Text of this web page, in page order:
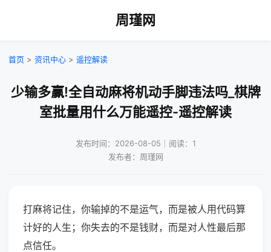
周瑾网
首页 > 资讯中心 > 遥控解读
少输多赢!全自动麻将机动手脚违法吗_棋牌
室批量用什么万能遥控-遥控解读
发布时间：2026-08-05｜阅读：1
发布者：周瑾网
打麻将记住，你输掉的不是运气，而是被人用代码算
计好的人生；你失去的不是钱财，而是对人性最后那
点信任。